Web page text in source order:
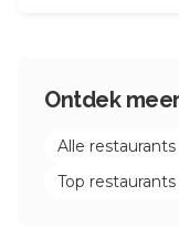
Ontdek
Alle restaurants
Top restaurants